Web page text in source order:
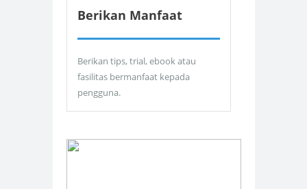
Berikan Manfaat
Berikan tips, trial, ebook atau
fasilitas bermanfaat kepada
pengguna.